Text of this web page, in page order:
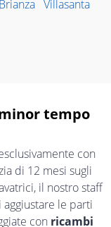
Villasanta
tempo
con
di 12 mesi sugli
il nostro staff
le parti
con ricambi